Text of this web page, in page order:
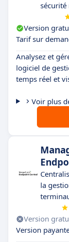
sécurité
Version
Tarif sur
Analysez et
logiciel de
temps réel et
Voir plus
la
Version
Version